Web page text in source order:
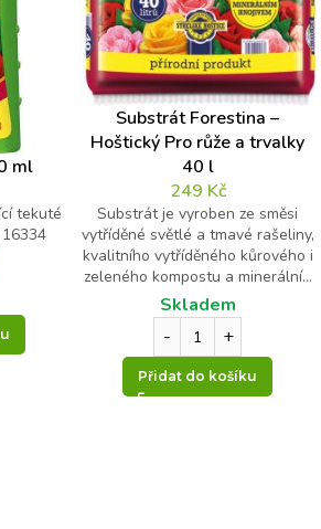
ml
tekuté
Substrát Forestina –
Hoštický Pro růže a trvalky
40 l
249 Kč
Substrát je vyroben ze směsi
vytříděné světlé a tmavé rašeliny,
kvalitního vytříděného kůrového i
zeleného kompostu a minerální...
Skladem
Přidat do košíku